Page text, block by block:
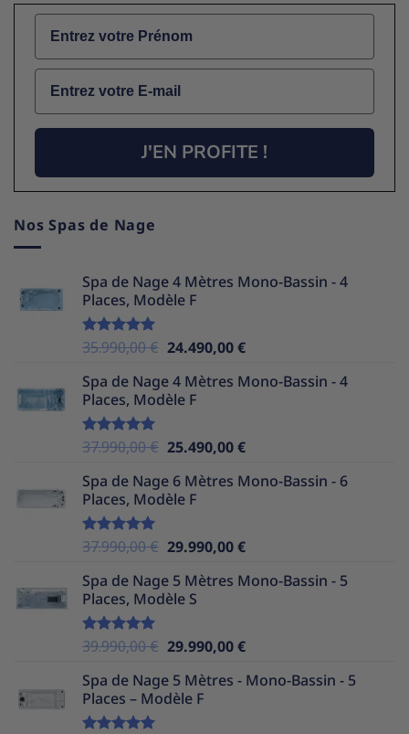
Name
Email
J'EN PROFITE !
Nos Spas de Nage
Spa de Nage 4 Mètres Mono-Bassin - 4
Places, Modèle F
Note5.00
35.990,00€ Le
initial
était :
24.490,00€Le
actuel
Spa de Nage 4 Mètres Mono-Bassin - 4
Places, Modèle F
Note5.00
37.990,00€ Le
initial
était :
25.490,00€Le
actuel
Spa de Nage 6 Mètres Mono-Bassin - 6
Places, Modèle F
Note5.00
37.990,00€ Le
initial
était :
29.990,00€Le
actuel
Spa de Nage 5 Mètres Mono-Bassin - 5
Places, Modèle S
Note5.00
39.990,00€ Le
initial
était :
29.990,00€Le
actuel
Spa de Nage 5 Mètres - Mono-Bassin - 5
Places – Modèle F